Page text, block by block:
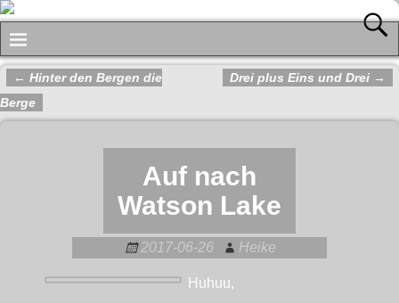
Artikelnavigation
← Hinter den Bergen die
Berge
Drei plus Eins und Drei →
Auf nach
Watson Lake
2017-06-26 Heike
Huhuu,